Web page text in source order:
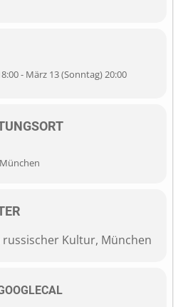
- März 13 (Sonntag) 20:00
russischer Kultur, München